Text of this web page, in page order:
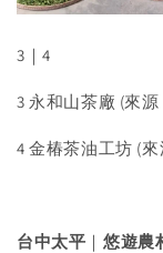
3｜4
3 永和山茶廠 (來
4 金椿茶油工坊 (
台中太平 ｜悠遊農